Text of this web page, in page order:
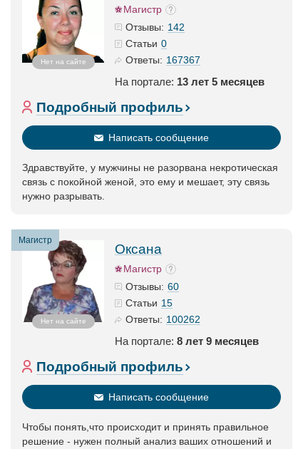
Нет на сайте
Магистр
Отзывы: 142
Статьи 0
Ответы: 167367
На портале: 13 лет 5 месяцев
Подробный профиль
Написать сообщение
Здравствуйте, у мужчины не разорвана некротическая
связь с покойной женой, это ему и мешает, эту связь
нужно разрывать.
Магистр
Нет на сайте
Оксана
Магистр
Отзывы: 60
Статьи 15
Ответы: 100262
На портале: 8 лет 9 месяцев
Подробный профиль
Написать сообщение
Чтобы понять,что происходит и принять правильное
решение - нужен полный анализ ваших отношений и